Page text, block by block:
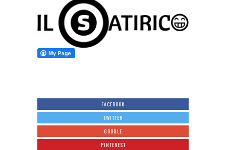
FACEBOOK
TWITTER
GOOGLE
PINTEREST